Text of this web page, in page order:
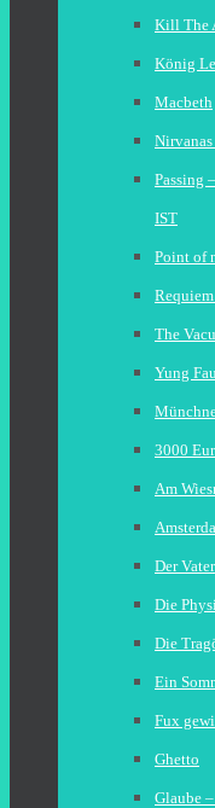
Kill The
König
Macbeth
Passing
IST
Point of
The
Yung
3000
Am
Der Vater
Die
Die
Ein
Fux
Ghetto
Glaube